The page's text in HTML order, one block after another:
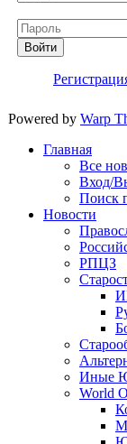
Войти
Powered by Warp
Главная
Все
Вход/
Поиск
Новости
РПЦЗ
Иные
World